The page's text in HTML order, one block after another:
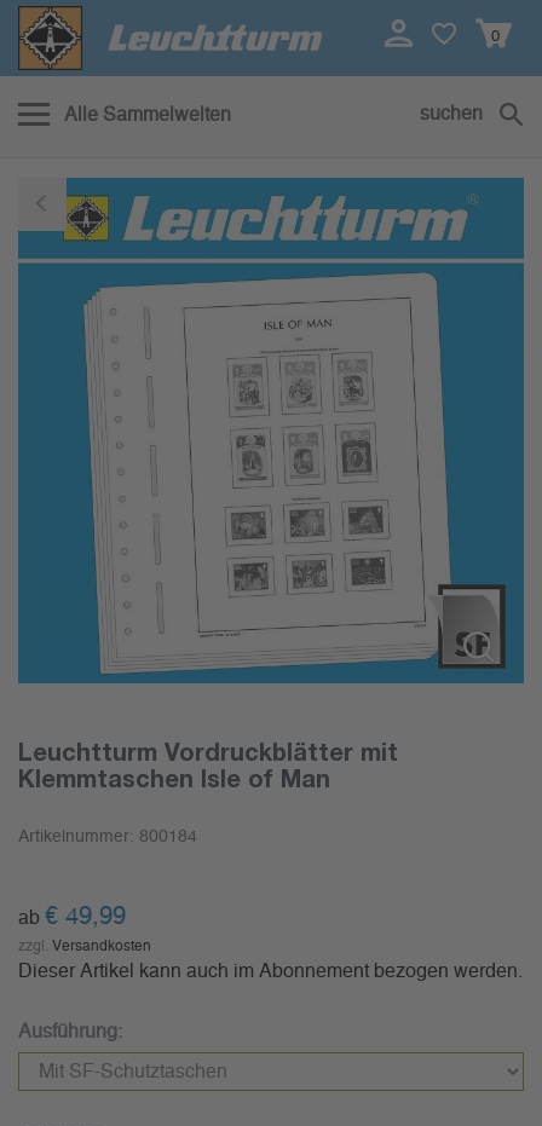
0
Alle Sammelwelten suchen
Leuchtturm Vordruckblätter mit
Klemmtaschen Isle of Man
Artikelnummer: 800184
ab € 49,99
zzgl. Versandkosten
Dieser Artikel kann auch im Abonnement bezogen werden.
Ausführung: